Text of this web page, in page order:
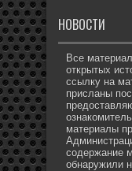
НОВОСТИ
Все
открытых
ссылку на
присланы
материалы
содержание
обнаружили